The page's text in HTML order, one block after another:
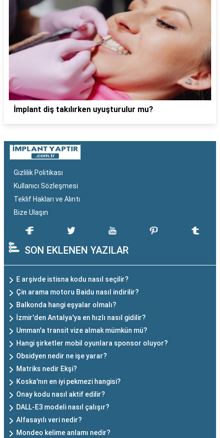
İmplant diş takılırken uyuşturulur mu?
Gizlilik Politikası
Kullanıcı Sözleşmesi
Teklif Hakları ve Alıntı
Bize Ulaşın
SON EKLENEN YAZILAR
E arşivde istisna kodu nasıl seçilir?
Çin arama motoru Baidu nasıl indirilir?
Balkonda hangi eşyalar olmalı?
İzmir'den Antalya'ya en hızlı nasıl gidilir?
Umman'a transit vize almak mümkün mü?
Hangi şirketler mobil oyunlara sponsor oluyor?
Obsidyen nedir ne işe yarar?
Matriks nedir Ekşi?
Koska'nın en iyi pekmezi hangisi?
Onay kodu nasıl aktif edilir?
DALL-E3 modeli nasıl çalışır?
Alfasayılı veri nedir?
Mondeo kelime anlamı nedir?